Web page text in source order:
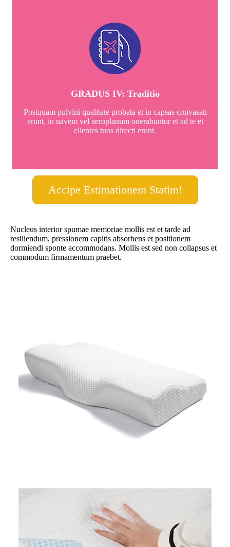
GRADUS IV: Traditio
Postquam pulvini qualitate probata et in capsas convasati
erunt, in navem vel aeroplanum onerabuntur et ad te et
clientes tuos directi erunt.
Accipe Estimationem Statim!
Nucleus interior spumae memoriae mollis est et tarde ad
resiliendum, pressionem capitis absorbens et positionem
dormiendi sponte accommodans. Mollis est sed non collapsus et
commodum firmamentum praebet.